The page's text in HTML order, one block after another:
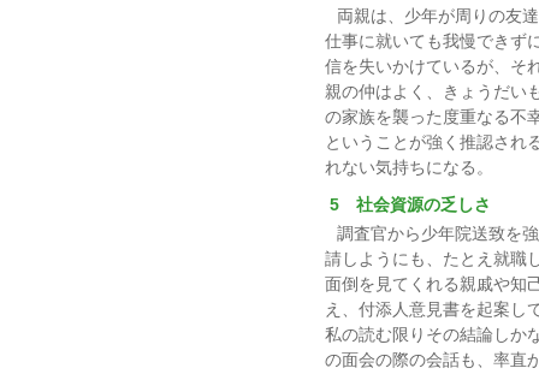
両親は、少年が周りの友
仕事に就いても我慢できず
信を失いかけているが、そ
親の仲はよく、きょうだい
の家族を襲った度重なる不
ということが強く推認され
れない気持ちになる。
5 社会資源の乏しさ
調査官から少年院送致を
請しようにも、たとえ就職
面倒を見てくれる親戚や知
え、付添人意見書を起案し
私の読む限りその結論しか
の面会の際の会話も、率直